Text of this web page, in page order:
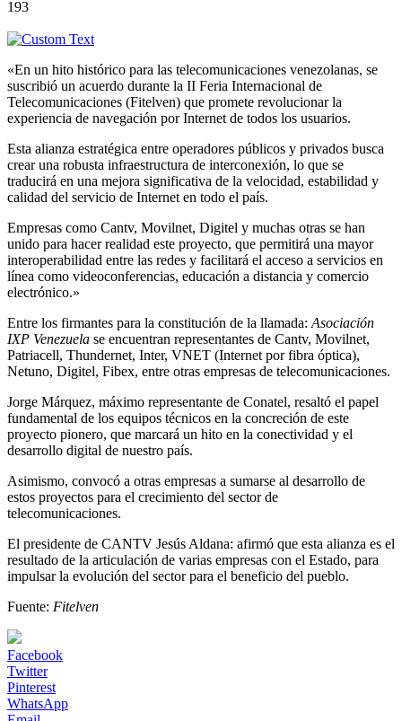
193
«En un hito histórico para las telecomunicaciones venezolanas, se
suscribió un acuerdo durante la II Feria Internacional de
Telecomunicaciones (Fitelven) que promete revolucionar la
experiencia de navegación por Internet de todos los usuarios.
Esta alianza estratégica entre operadores públicos y privados busca
crear una robusta infraestructura de interconexión, lo que se
traducirá en una mejora significativa de la velocidad, estabilidad y
calidad del servicio de Internet en todo el país.
Empresas como Cantv, Movilnet, Digitel y muchas otras se han
unido para hacer realidad este proyecto, que permitirá una mayor
interoperabilidad entre las redes y facilitará el acceso a servicios en
línea como videoconferencias, educación a distancia y comercio
electrónico.»
Entre los firmantes para la constitución de la llamada: Asociación
IXP Venezuela se encuentran representantes de Cantv, Movilnet,
Patriacell, Thundernet, Inter, VNET (Internet por fibra óptica),
Netuno, Digitel, Fibex, entre otras empresas de telecomunicaciones.
Jorge Márquez, máximo representante de Conatel, resaltó el papel
fundamental de los equipos técnicos en la concreción de este
proyecto pionero, que marcará un hito en la conectividad y el
desarrollo digital de nuestro país.
Asimismo, convocó a otras empresas a sumarse al desarrollo de
estos proyectos para el crecimiento del sector de
telecomunicaciones.
El presidente de CANTV Jesús Aldana: afirmó que esta alianza es el
resultado de la articulación de varias empresas con el Estado, para
impulsar la evolución del sector para el beneficio del pueblo.
Fuente: Fitelven
Facebook
Twitter
Pinterest
WhatsApp